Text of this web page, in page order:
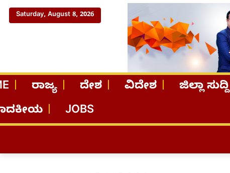
Saturday, August 8, 2026
ರಾಜ್ಯ ದೇಶ ವಿದೇಶ ಜಿಲ್ಲಾ ಸುದ್ದಿ
JOBS